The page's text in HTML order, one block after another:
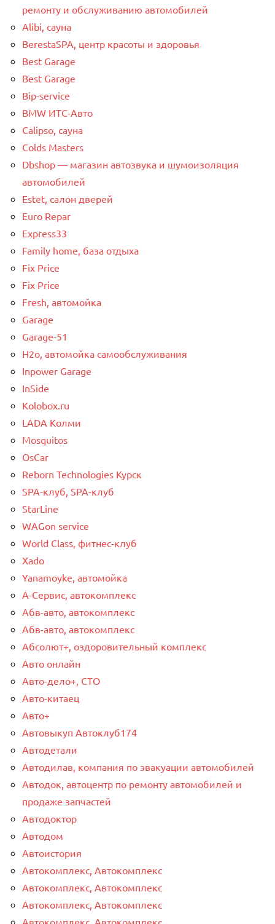
ремонту и обслуживанию автомобилей
Alibi, сауна
BerestaSPA, центр красоты и здоровья
Best Garage
Best Garage
Bip-service
BMW ИТС-Авто
Calipso, сауна
Colds Masters
Dbshop — магазин автозвука и шумоизоляция
автомобилей
Estet, салон дверей
Euro Repar
Express33
Family home, база отдыха
Fix Price
Fix Price
Fresh, автомойка
Garage
Garage-51
H2o, автомойка самообслуживания
Inpower Garage
InSide
Kolobox.ru
LADA Колми
Mosquitos
OsCar
Reborn Technologies Курск
SPA-клуб, SPA-клуб
StarLine
WAGon service
World Class, фитнес-клуб
Xado
Yanamoyke, автомойка
А-Сервис, автокомплекс
Абв-авто, автокомплекс
Абв-авто, автокомплекс
Абсолют+, оздоровительный комплекс
Авто онлайн
Авто-дело+, СТО
Авто-китаец
Авто+
Автовыкуп Автоклуб174
Автодетали
Автодилав, компания по эвакуации автомобилей
Автодок, автоцентр по ремонту автомобилей и
продаже запчастей
Автодоктор
Автодом
Автоистория
Автокомплекс, Автокомплекс
Автокомплекс, Автокомплекс
Автокомплекс, Автокомплекс